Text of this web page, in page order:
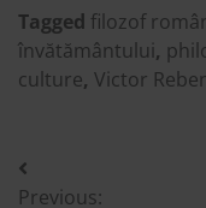
Tagged filozof
învătământului ,
culture, Victor
Post
Previous: